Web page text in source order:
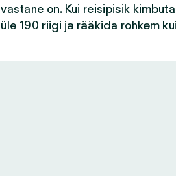
vastane on. Kui reisipisik
üle 190 riigi ja rääkida rohkem